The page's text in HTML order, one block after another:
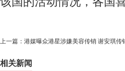
上一篇： 港媒曝众港星涉嫌美容传销 谢安琪传
相关新闻